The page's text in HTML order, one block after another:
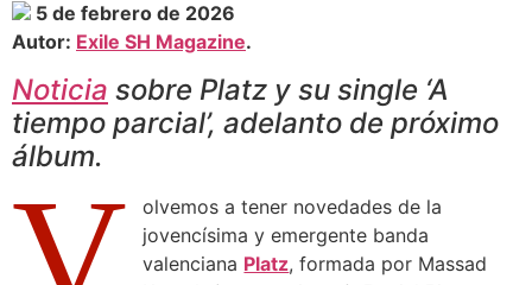
5 de febrero de 2026
Autor: Exile SH Magazine.
Noticia sobre Platz y su single ‘A
tiempo parcial’, adelanto de próximo
álbum.
olvemos a tener novedades de la
jovencísima y emergente banda
valenciana Platz, formada por Massad